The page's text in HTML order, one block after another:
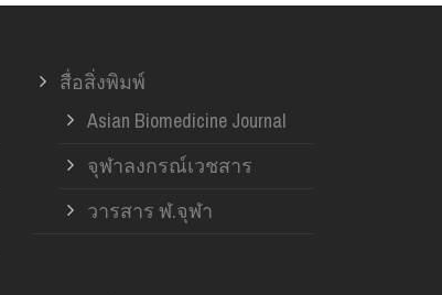
สื่อสิ่งพิมพ์
Asian Biomedicine Journal
จุฬาลงกรณ์เวชสาร
วารสาร ฬ.จุฬา